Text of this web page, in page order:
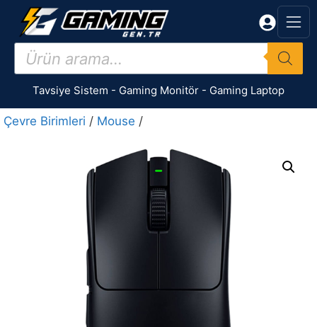
İçeriğe
Products
search
Tavsiye Sistem - Gaming Monitör - Gaming Laptop
Çevre Birimleri / Mouse /